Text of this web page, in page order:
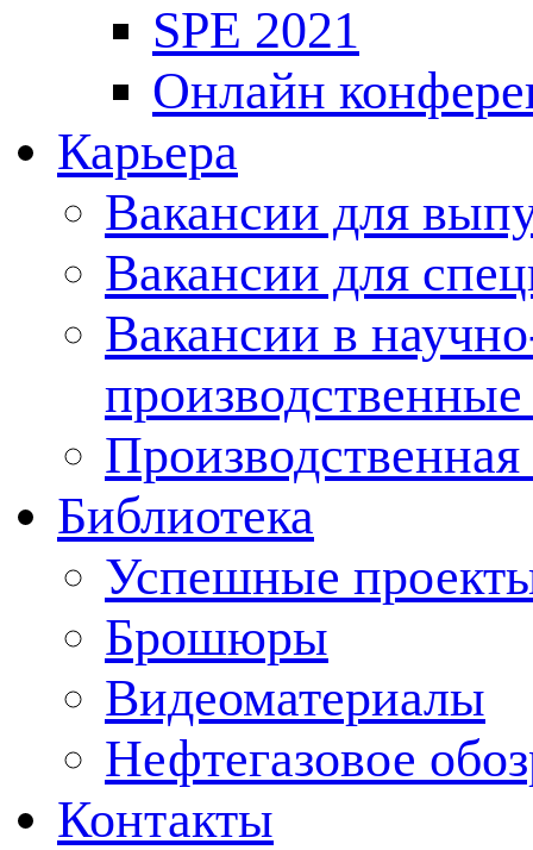
SPE 2021
Онлайн
Карьера
Вакансии для
Вакансии для
Вакансии в
Производственная
Библиотека
Успешные
Брошюры
Видеоматериалы
Нефтегазовое
Контакты